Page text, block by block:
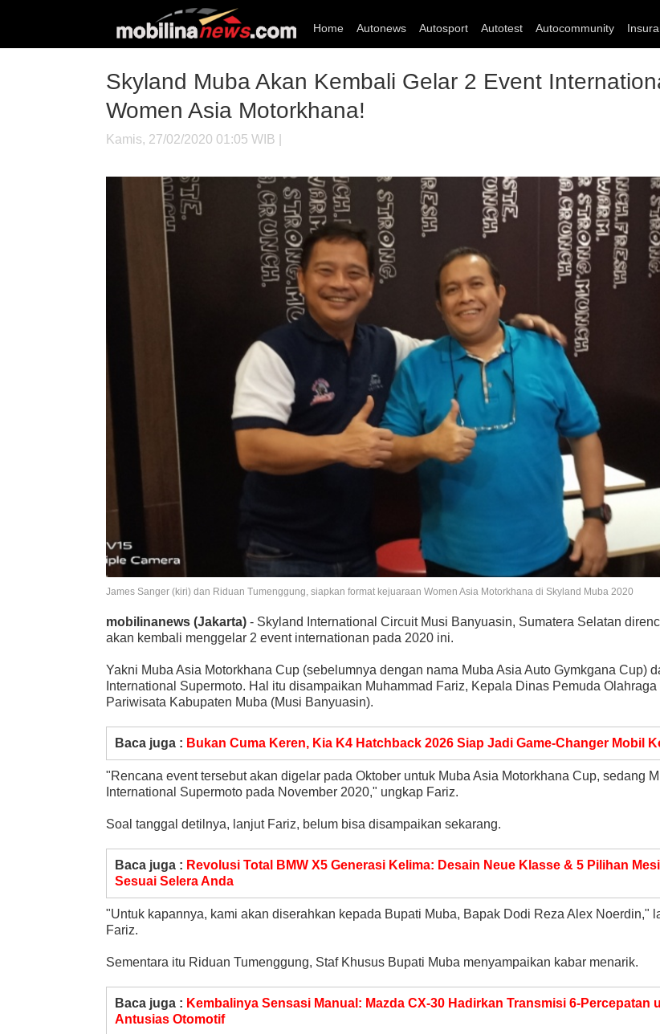
Home Autonews Autosport Autotest Autocommunity
Skyland Muba Akan Kembali Gelar 2 Event
Women Asia Motorkhana!
Kamis, 27/02/2020 01:05 WIB |
James Sanger (kiri) dan Riduan Tumenggung, siapkan format kejuaraan Women Asia Motorkhana di Skyland Muba 2020
mobilinanews (Jakarta) - Skyland International Circuit Musi Banyuasin, Sumatera Selatan
akan kembali menggelar 2 event internationan pada 2020 ini.
Yakni Muba Asia Motorkhana Cup (sebelumnya dengan nama Muba Asia Auto Gymkgana Cup)
International Supermoto. Hal itu disampaikan Muhammad Fariz, Kepala Dinas Pemuda Olahraga
Pariwisata Kabupaten Muba (Musi Banyuasin).
Baca juga : Bukan Cuma Keren, Kia K4 Hatchback 2026 Siap Jadi Game-Changer Mobil
"Rencana event tersebut akan digelar pada Oktober untuk Muba Asia Motorkhana Cup, sedang
International Supermoto pada November 2020," ungkap Fariz.
Soal tanggal detilnya, lanjut Fariz, belum bisa disampaikan sekarang.
Baca juga : Revolusi Total BMW X5 Generasi Kelima: Desain Neue Klasse & 5 Pilihan
Sesuai Selera Anda
"Untuk kapannya, kami akan diserahkan kepada Bupati Muba, Bapak Dodi Reza Alex Noerdin,"
Fariz.
Sementara itu Riduan Tumenggung, Staf Khusus Bupati Muba menyampaikan kabar menarik.
Baca juga : Kembalinya Sensasi Manual: Mazda CX-30 Hadirkan Transmisi 6-Percepatan
Antusias Otomotif